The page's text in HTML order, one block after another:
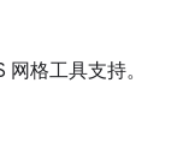
格工具支持。